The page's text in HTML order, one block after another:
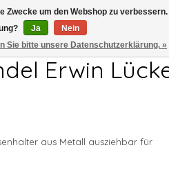
FR 7.00-13.00Uhr
Erwin
aus Metall ausziehbar für
Zwecke um den Webshop zu verbessern.
Ja
Nein
Sie bitte unsere Datenschutzerklärung. »